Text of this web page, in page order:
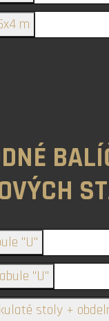
m
"U"
"U"
stoly +